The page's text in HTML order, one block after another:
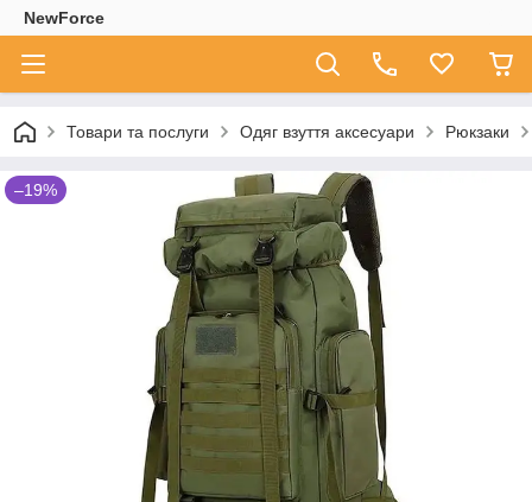
NewForce
Товари та послуги Одяг взуття аксесуари Рюкзаки
–19%